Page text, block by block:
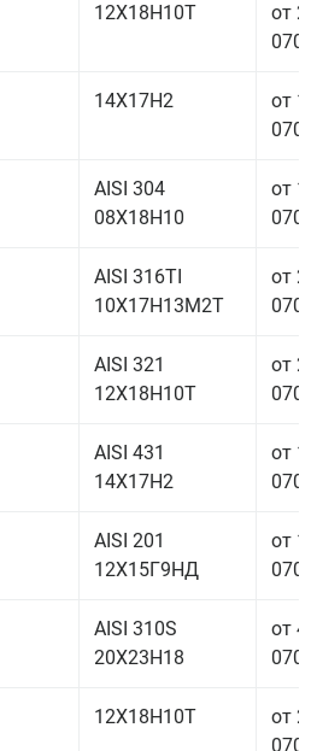
12Х18Н10Т
от
14Х17Н2
от
AISI 304
08Х18Н10
от
AISI 316TI
10Х17Н13М2Т
от
AISI 321
12Х18Н10Т
от
AISI 431
14Х17Н2
от
AISI 201
12Х15Г9НД
от
AISI 310S
20Х23Н18
от
12Х18Н10Т
от